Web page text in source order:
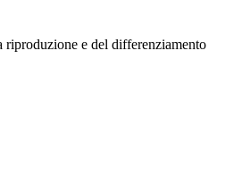
e del differenziamento